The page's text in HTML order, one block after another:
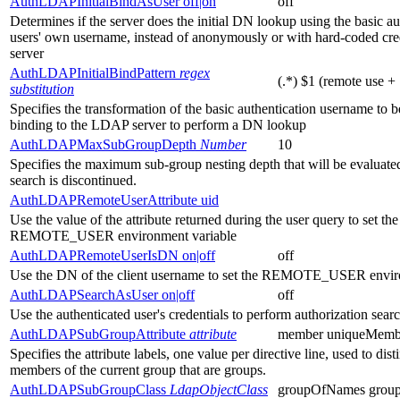
Determines if the server does the initial DN lookup using the basic
users' own username, instead of anonymously or with hard-coded
server
AuthLDAPInitialBindPattern regex
substitution
(.*) $1 (remote use +
Specifies the transformation of the basic authentication username to
binding to the LDAP server to perform a DN lookup
AuthLDAPMaxSubGroupDepth Number
10
Specifies the maximum sub-group nesting depth that will be
search is discontinued.
AuthLDAPRemoteUserAttribute uid
Use the value of the attribute returned during the user query to set the
REMOTE_USER environment variable
AuthLDAPRemoteUserIsDN on|off
off
Use the DN of the client username to set the REMOTE_USER
AuthLDAPSearchAsUser on|off
off
Use the authenticated user's credentials to perform authorization
AuthLDAPSubGroupAttribute attribute
member
Specifies the attribute labels, one value per directive line, used to
members of the current group that are groups.
AuthLDAPSubGroupClass LdapObjectClass
groupOfNames